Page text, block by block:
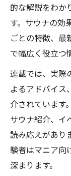
的な解説をわか
す。サウナの効
ごとの特徴、最
で幅広く役立つ
連載では、実際
よるアドバイス
介されています
サウナ紹介、イ
読み応えがあり
験者はマニア向
深まります。